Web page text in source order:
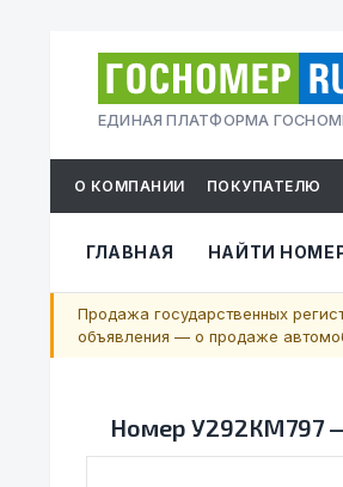
ЕДИНАЯ ПЛАТФОРМА
О КОМПАНИИ ПОКУПАТЕЛЮ
ГЛАВНАЯ НАЙТИ
Продажа государственных
объявления — о продаже
Номер У292КМ797